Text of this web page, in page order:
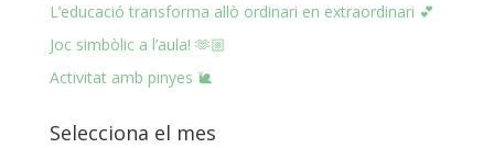
L’educació transforma allò ordinari en extraordinari 💕
Joc simbòlic a l’aula! 🫶🏼
Activitat amb pinyes 🐌
Selecciona el mes